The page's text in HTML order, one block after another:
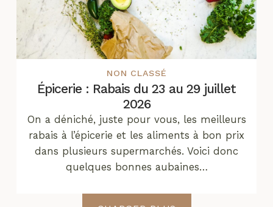
NON CLASSÉ
Épicerie : Rabais du 23 au 29 juillet
2026
On a déniché, juste pour vous, les meilleurs
rabais à l’épicerie et les aliments à bon prix
dans plusieurs supermarchés. Voici donc
quelques bonnes aubaines…